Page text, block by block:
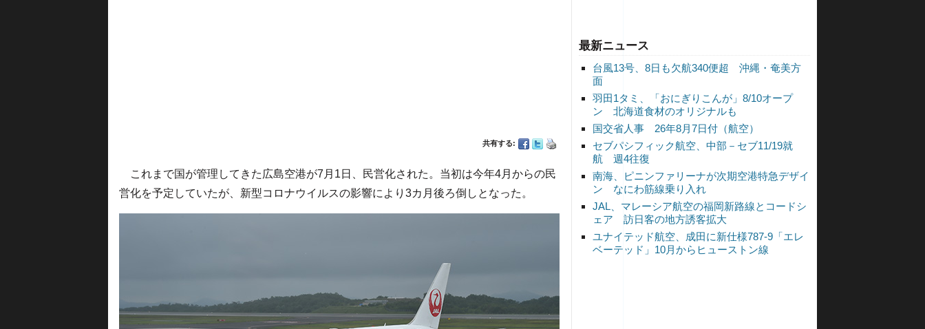
最新ニュース
台風13号、8日も欠航340便超 沖縄・奄美方
面
羽田1タミ、「おにぎりこんが」8/10オープ
ン 北海道食材のオリジナルも
国交省人事 26年8月7日付（航空）
セブパシフィック航空、中部－セブ11/19就
航 週4往復
南海、ピニンファリーナが次期空港特急デザイ
ン なにわ筋線乗り入れ
JAL、マレーシア航空の福岡新路線とコードシ
ェア 訪日客の地方誘客拡大
ユナイテッド航空、成田に新仕様787-9「エレ
ベーテッド」10月からヒューストン線
共有する:
これまで国が管理してきた広島空港が7月1日、民営化された。当初は今年4月からの民
営化を予定していたが、新型コロナウイルスの影響により3カ月後ろ倒しとなった。